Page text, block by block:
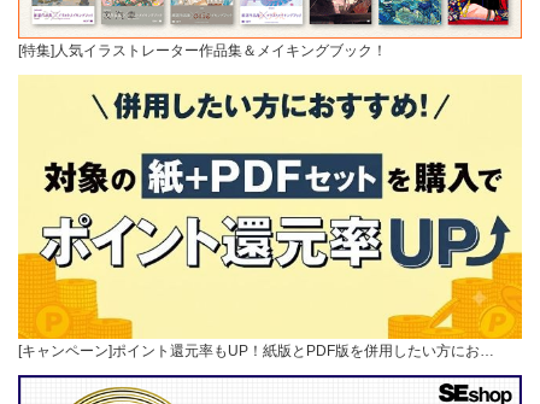
[特集]人気イラストレーター作品集＆メイキングブック！
[キャンペーン]ポイント還元率もUP！紙版とPDF版を併用したい方にお…